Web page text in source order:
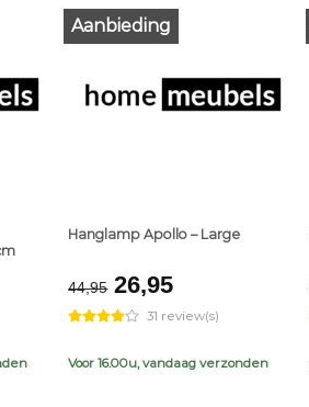
Aanbieding
Hanglamp Apollo – Large
44,95 Original
price
was:
€44,95.
26,95Current
price
is:
€26,95.
31 review(s)
Voor 16.00u, vandaag verzonden